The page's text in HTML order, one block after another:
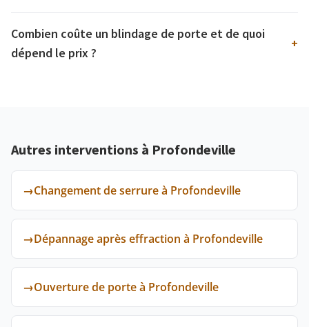
Combien coûte un blindage de porte et de quoi
dépend le prix ?
+
Autres interventions à Profondeville
→Changement de serrure à Profondeville
→Dépannage après effraction à Profondeville
→Ouverture de porte à Profondeville